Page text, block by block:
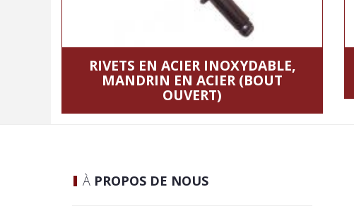
RIVETS EN ACIER INOXYDABLE,
MANDRIN EN ACIER (BOUT
OUVERT)
À PROPOS DE NOUS